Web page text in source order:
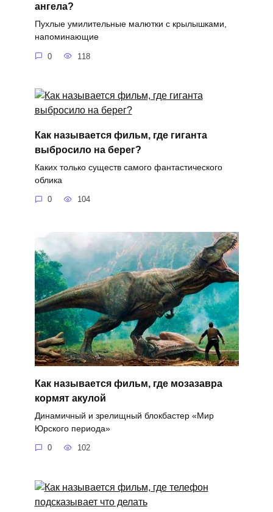
ангела?
Пухлые умилительные малютки с крылышками,
напоминающие
0 118
Как называется фильм, где гиганта
выбросило на берег?
Каких только существ самого фантастического
облика
0 104
Как называется фильм, где мозазавра
кормят акулой
Динамичный и зрелищный блокбастер «Мир
Юрского периода»
0 102